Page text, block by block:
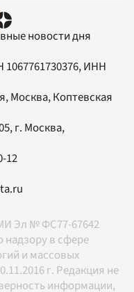
новости дня
1067761730376, ИНН
Москва, Коптевская
, г. Москва,
12
Эл № ФС77-67642
в сфере
и массовых
г. Редакция не
информации,